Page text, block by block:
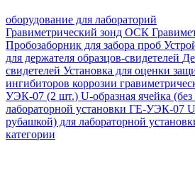
оборудование для лабораторий
Гравиметрический зонд ОСК
Пробозаборник для забора проб
для держателя образцов-свидетелей
свидетелей Установка для оценки
ингибиторов коррозии
УЭК-07 (2 шт.) U-образная ячейка
лабораторной установки ГЕ-УЭК-07
рубашкой) для лабораторной
категории